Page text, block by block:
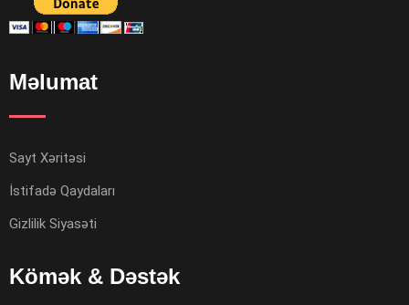
Məlumat
Sayt Xəritəsi
İstifadə Qaydaları
Gizlilik Siyasəti
Kömək & Dəstək